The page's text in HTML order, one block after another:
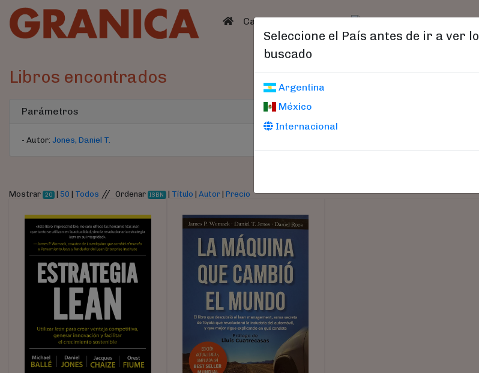
(current)
Catálogo Catálogo
Seleccione el País antes de ir a ver lo
buscado
Argentina
México
Internacional
Libros encontrados
Parámetros
- Autor: Jones, Daniel T.
Mostrar 20 | 50 Todos // Ordenar ISBN Título |Autor |Precio